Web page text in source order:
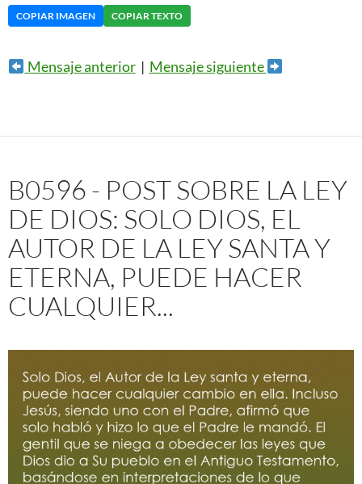
COPIAR IMAGEN COPIAR TEXTO
Mensaje anterior| Mensaje siguiente
B0596 - POST SOBRE LA LEY
DE DIOS: SOLO DIOS, EL
AUTOR DE LA LEY SANTA Y
ETERNA, PUEDE HACER
CUALQUIER...